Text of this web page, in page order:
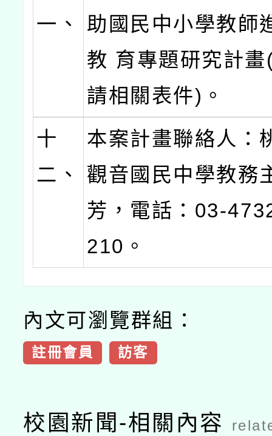
一、
助國民中小學教師
教 育專題研究計
請相關表件)。
十
二、
本案計畫聯絡人：
觀音國民中學教務
芳，電話：03-
210。
內文可瀏覽群組：
註冊會員 訪客
校園新聞-相關內容